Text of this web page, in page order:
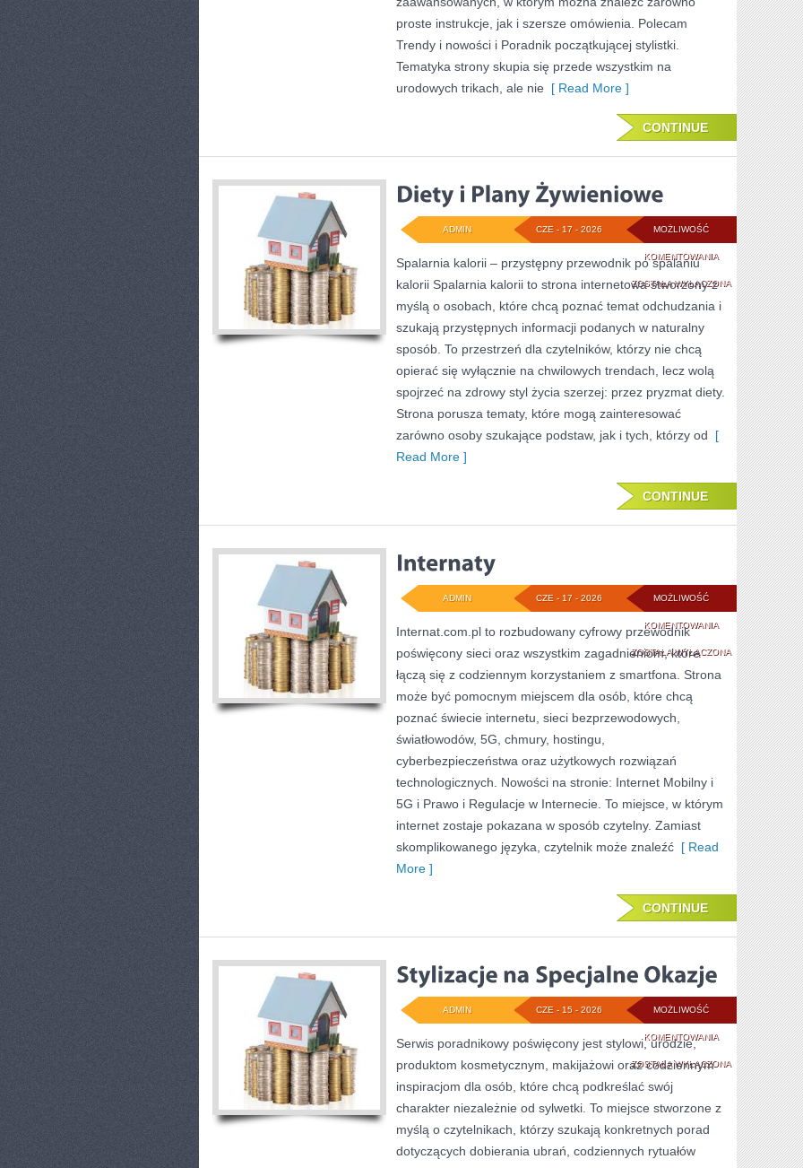
proste instrukcje, jak i szersze omówienia. Polecam
Trendy i nowości i Poradnik początkującej stylistki.
Tematyka strony skupia się przede wszystkim na
urodowych trikach, ale nie [ Read More ]
CONTINUE
MOŻLIWOŚĆ
KOMENTOWANIADIETY
I
PLANY
ŻYWIENIOWE
ZOSTAŁA WYŁĄCZONA
CZE - 17 - 2026
ADMIN
Spalarnia kalorii – przystępny przewodnik po spalaniu
kalorii Spalarnia kalorii to strona internetowa stworzony z
myślą o osobach, które chcą poznać temat odchudzania i
szukają przystępnych informacji podanych w naturalny
sposób. To przestrzeń dla czytelników, którzy nie chcą
opierać się wyłącznie na chwilowych trendach, lecz wolą
spojrzeć na zdrowy styl życia szerzej: przez pryzmat diety.
Strona porusza tematy, które mogą zainteresować
zarówno osoby szukające podstaw, jak i tych, którzy od [
Read More ]
CONTINUE
MOŻLIWOŚĆ
KOMENTOWANIAINTERNATY
ZOSTAŁA WYŁĄCZONA
CZE - 17 - 2026
ADMIN
Internat.com.pl to rozbudowany cyfrowy przewodnik
poświęcony sieci oraz wszystkim zagadnieniom, które
łączą się z codziennym korzystaniem z smartfona. Strona
może być pomocnym miejscem dla osób, które chcą
poznać świecie internetu, sieci bezprzewodowych,
światłowodów, 5G, chmury, hostingu,
cyberbezpieczeństwa oraz użytkowych rozwiązań
technologicznych. Nowości na stronie: Internet Mobilny i
5G i Prawo i Regulacje w Internecie. To miejsce, w którym
internet zostaje pokazana w sposób czytelny. Zamiast
skomplikowanego języka, czytelnik może znaleźć [ Read
More ]
CONTINUE
MOŻLIWOŚĆ
KOMENTOWANIASTYLIZACJE
NA
SPECJALNE
OKAZJE
ZOSTAŁA WYŁĄCZONA
CZE - 15 - 2026
ADMIN
Serwis poradnikowy poświęcony jest stylowi, urodzie,
produktom kosmetycznym, makijażowi oraz codziennym
inspiracjom dla osób, które chcą podkreślać swój
charakter niezależnie od sylwetki. To miejsce stworzone z
myślą o czytelnikach, którzy szukają konkretnych porad
dotyczących dobierania ubrań, codziennych rytuałów